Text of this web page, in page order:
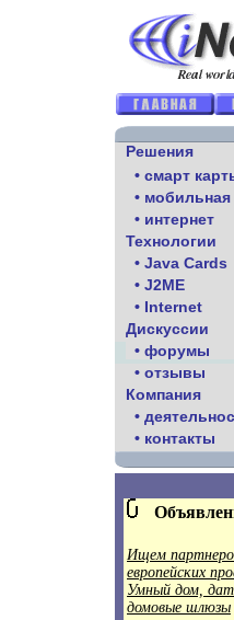
Решения
• смарт
• мобильная
• интернет
Технологии
• Java Cards
• J2ME
• Internet
Дискуссии
• форумы
• отзывы
Компания
•
• контакты
Ищем
европейских
Умный дом,
домовые шлюзы